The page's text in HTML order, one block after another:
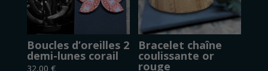
Boucles d’oreilles 2
demi-lunes corail
32,00 €
Bracelet chaîne
coulissante or
rouge